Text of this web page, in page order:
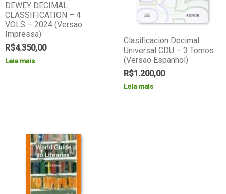
DEWEY DECIMAL
CLASSIFICATION – 4
VOLS – 2024 (Versao
Impressa)
R$4.350,00
Leia mais
Clasificacion Decimal
Universal CDU – 3 Tomos
(Versao Espanhol)
R$1.200,00
Leia mais